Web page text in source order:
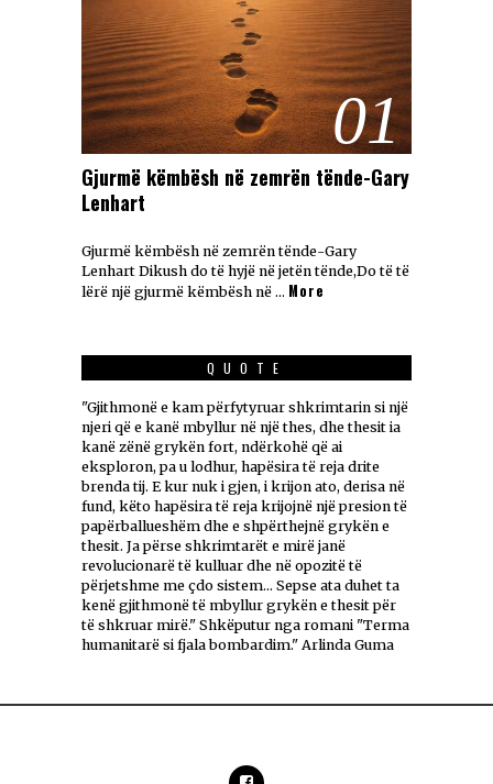
01
Gjurmë këmbësh në zemrën tënde-Gary
Lenhart
Gjurmë këmbësh në zemrën tënde-Gary
Lenhart Dikush do të hyjë në jetën tënde,Do të të
lërë një gjurmë këmbësh në … More
QUOTE
"Gjithmonë e kam përfytyruar shkrimtarin si një
njeri që e kanë mbyllur në një thes, dhe thesit ia
kanë zënë grykën fort, ndërkohë që ai
eksploron, pa u lodhur, hapësira të reja drite
brenda tij. E kur nuk i gjen, i krijon ato, derisa në
fund, këto hapësira të reja krijojnë një presion të
papërballueshëm dhe e shpërthejnë grykën e
thesit. Ja përse shkrimtarët e mirë janë
revolucionarë të kulluar dhe në opozitë të
përjetshme me çdo sistem... Sepse ata duhet ta
kenë gjithmonë të mbyllur grykën e thesit për
të shkruar mirë." Shkëputur nga romani "Terma
humanitarë si fjala bombardim." Arlinda Guma